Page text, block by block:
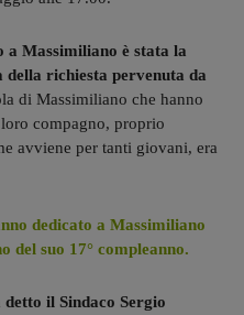
a Massimiliano è stata la
richiesta pervenuta da
di Massimiliano che hanno
compagno, proprio
avviene per tanti giovani, era
dedicato a Massimiliano
del suo 17° compleanno.
il Sindaco Sergio